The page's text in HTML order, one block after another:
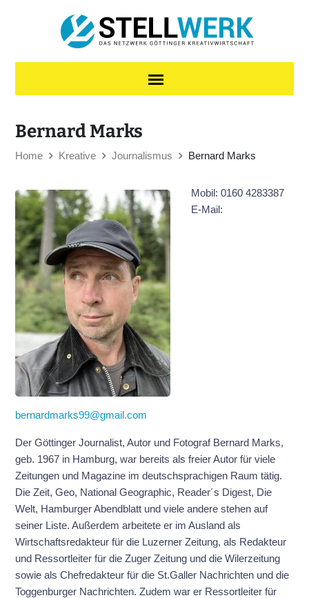
Bernard Marks
Home Kreative Journalismus Bernard Marks
Mobil: 0160 4283387
E-Mail:
bernardmarks99@gmail.com
Der Göttinger Journalist, Autor und Fotograf Bernard Marks,
geb. 1967 in Hamburg, war bereits als freier Autor für viele
Zeitungen und Magazine im deutschsprachigen Raum tätig.
Die Zeit, Geo, National Geographic, Reader´s Digest, Die
Welt, Hamburger Abendblatt und viele andere stehen auf
seiner Liste. Außerdem arbeitete er im Ausland als
Wirtschaftsredakteur für die Luzerner Zeitung, als Redakteur
und Ressortleiter für die Zuger Zeitung und die Wilerzeitung
sowie als Chefredakteur für die St.Galler Nachrichten und die
Toggenburger Nachrichten. Zudem war er Ressortleiter für